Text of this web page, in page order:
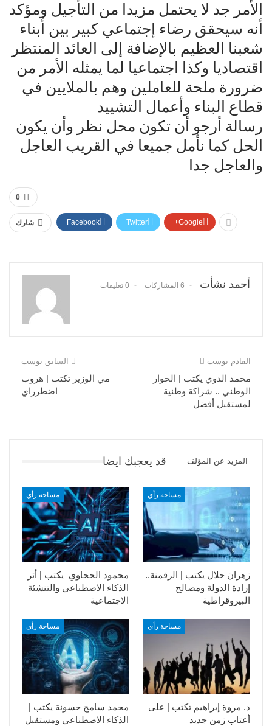
الأمر جد لا يحتمل مزيدا من التأجيل ومؤكد
أنه سيحقق رضاء إجتماعي كبير بين أبناء
شعبنا العظيم بالإضافة إلى العائد المنتظر
اقتصاديا وكذا اجتماعيا لما يمثله الأمر من
ضرورة ملحة للعاملين وهم بالملايين في
قطاع البناء وأعمال التشييد
رسالة أرجو أن تكون محل نظر وأن يكون
الحل كما نأمل جميعا في القريب العاجل
والعاجل جدا
0
شارك Facebook Twitter Google+
أحمد نشأت 6 المشاركات 0 تعليقات
السابق بوست
مي الوزير تكتب | هروب
اضطرراي
القادم بوست
محمد الدوي يكتب | الحوار
الوطني .. شراكة وطنية
لمستقبل أفضل
قد يعجبك ايضا المزيد عن المؤلف
مساحة رأي
محمود الحجاوي يكتب | أثر
الذكاء الاصطناعي والتنشئة
الاجتماعية
مساحة رأي
زهران جلال يكتب | الرقمنة..
إرادة الدولة ومصالح
البيروقراطية
مساحة رأي
محمد سامح حسونة يكتب |
الذكاء الاصطناعي ومستقبل
مساحة رأي
د. مروة إبراهيم تكتب | على
أعتاب زمن جديد